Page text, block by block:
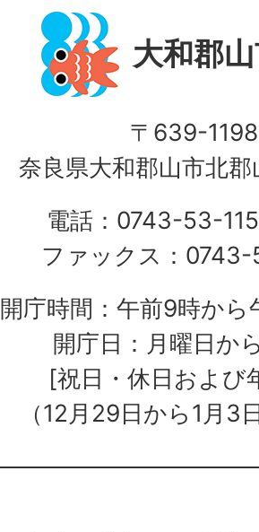
大和郡
〒639-1198
奈良県大和郡山市北
電話：0743-53-
ファックス：
開庁時間：午前9時か
開庁日：月曜日か
[祝日・休日および
（12月29日から1月3